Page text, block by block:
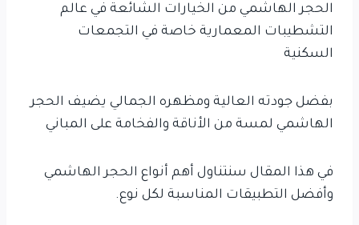
الحجر الهاشمي من الخيارات الشائعة في عالم
التشطيبات المعمارية خاصة في التجمعات
السكنية
بفضل جودته العالية ومظهره الجمالي يضيف الحجر
الهاشمي لمسة من الأناقة والفخامة على المباني
في هذا المقال سنتناول أهم أنواع الحجر الهاشمي
وأفضل التطبيقات المناسبة لكل نوع.